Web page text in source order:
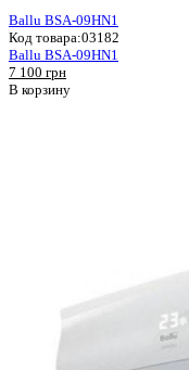
Ballu BSA-09HN1
Код товара:03182
Ballu BSA-09HN1
7 100 грн
В корзину